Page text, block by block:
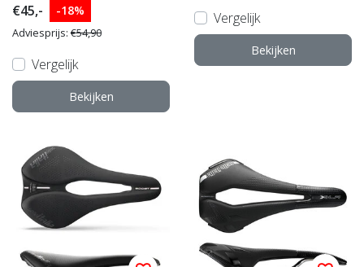
€45,-
-18%
Adviesprijs: €54,90
Vergelijk
Bekijken
Vergelijk
Bekijken